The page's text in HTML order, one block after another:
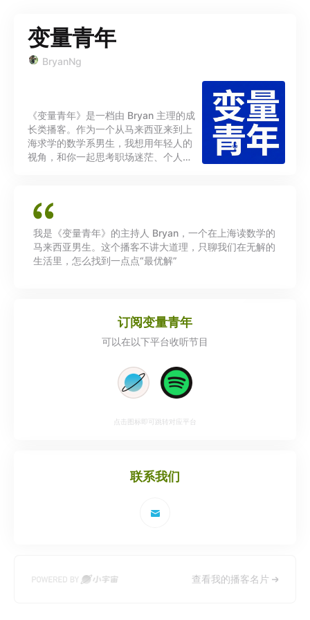
变量青年
BryanNg
《变量青年》是一档由 Bryan 主理的成
长类播客。作为一个从马来西亚来到上
海求学的数学系男生，我想用年轻人的
视角，和你一起思考职场迷茫、个人成
个最坚定的常数。 如果你喜欢这个节
目，欢迎订阅或分享给身边同样在迷茫
中的朋友！ � 收听与关注平台： 喜马
拉雅 / Spotify： 搜索「变量青年」 B
站 / 抖 / 小红薯： Bryan的留学探索记
我是《变量青年》的主持人 Bryan，一个在上海读数学的
马来西亚男生。这个播客不讲大道理，只聊我们在无解的
生活里，怎么找到一点点“最优解”
订阅变量青年
可以在以下平台收听节目
点击图标即可跳转对应平台
联系我们
查看我的播客名片